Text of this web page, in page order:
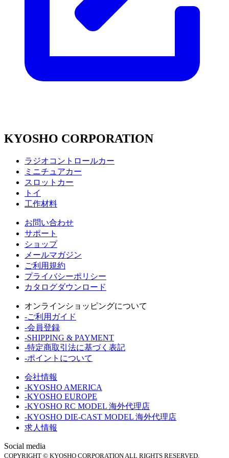
KYOSHO CORPORATION
ラジオコントロールカー
ミニチュアカー
スロットカー
トイ
工作材料
お問い合わせ
サポート
ショップ
メールマガジン
ご利用規約
プライバシーポリシー
カタログダウンロード
オンラインショッピングについて
-ご利用ガイド
-会員登録
-SHIPPING & PAYMENT
-特定商取引法に基づく表記
-ポイントについて
会社情報
-KYOSHO AMERICA
-KYOSHO EUROPE
-KYOSHO RC MODEL 海外代理店
-KYOSHO DIE-CAST MODEL 海外代理店
求人情報
Social media
COPYRIGHT © KYOSHO CORPORATION ALL RIGHTS RESERVED.